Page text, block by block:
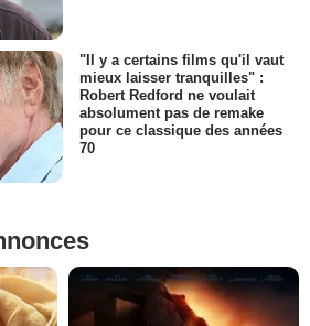
"Il y a certains films qu'il vaut
mieux laisser tranquilles" :
Robert Redford ne voulait
absolument pas de remake
pour ce classique des années
70